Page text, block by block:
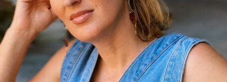
О ЧЁМЛЕКЦИЯ